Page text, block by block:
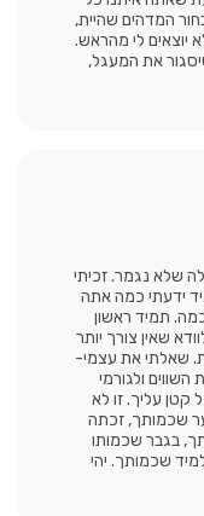
עלינו. תודה על הבחור המדהים שהיית,
יוצאים לי מהראש.
את המעגל,
יונתן. סביצקי. הנער עם החיוך הכובש וטוב הלה שלא נגמר. זכיתי
ידעתי כמה אתה
תמיד ראשון
שאין צורך יותר
בעזרה. והכל בחיוך כובש ומלווה במילים חמות. שאלתי את עצמי-
ולגורמי
קטן עליך. זו לא
שכמותך, זכתה
בגבר שכמותו
שכמותך. יהי